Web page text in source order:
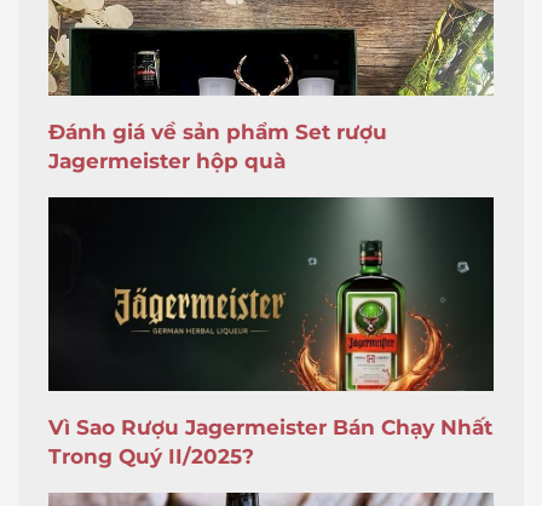
Đánh giá về sản phẩm Set rượu
Jagermeister hộp quà
Vì Sao Rượu Jagermeister Bán Chạy Nhất
Trong Quý II/2025?